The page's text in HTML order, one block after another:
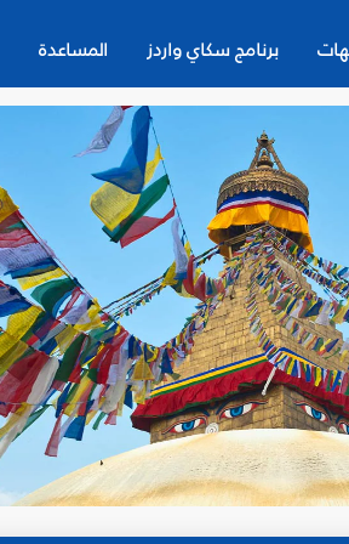
برنامج سكاي واردز المساعدة